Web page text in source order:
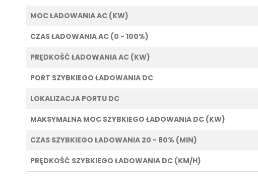
MOC ŁADOWANIA AC (KW)
CZAS ŁADOWANIA AC (0 - 100%)
PRĘDKOŚĆ ŁADOWANIA AC (KW)
PORT SZYBKIEGO ŁADOWANIA DC
LOKALIZACJA PORTU DC
MAKSYMALNA MOC SZYBKIEGO ŁADOWANIA DC (KW)
CZAS SZYBKIEGO ŁADOWANIA 20 - 80% (MIN)
PRĘDKOŚĆ SZYBKIEGO ŁADOWANIA DC (KM/H)